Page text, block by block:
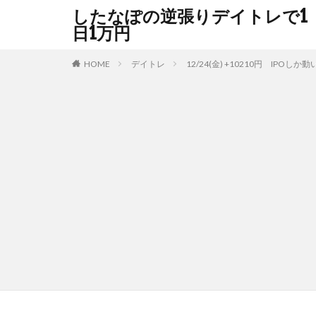
したなぽの逆張りデイトレで1
日1万円
HOME デイトレ 12/24(金) +10210円 IPOしか動